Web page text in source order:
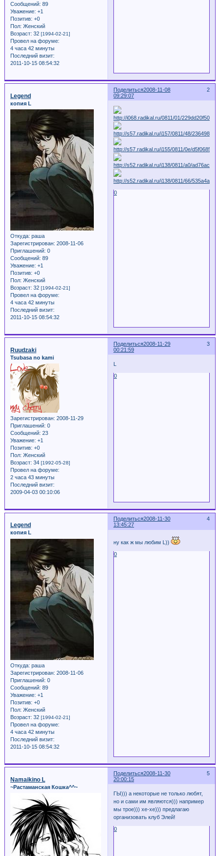
Сообщений: 89
Уважение: +1
Позитив: +0
Пол: Женский
Возраст: 32 [1994-02-21]
Провел на форуме:
4 часа 42 минуты
Последний визит:
2011-10-15 08:54:32
Поделиться 2
2008-11-08
09:29:07
Legend
копия L
Откуда: раша
Зарегистрирован: 2008-11-06
Приглашений: 0
Сообщений: 89
Уважение: +1
Позитив: +0
Пол: Женский
Возраст: 32 [1994-02-21]
Провел на форуме:
4 часа 42 минуты
Последний визит:
2011-10-15 08:54:32
0
Поделиться 3
2008-11-29
00:21:59
Ruudzaki
Tsubasa no kami
Зарегистрирован: 2008-11-29
Приглашений: 0
Сообщений: 23
Уважение: +1
Позитив: +0
Пол: Женский
Возраст: 34 [1992-05-28]
Провел на форуме:
2 часа 43 минуты
Последний визит:
2009-04-03 00:10:06
L
0
Поделиться 4
2008-11-30
13:45:27
Legend
копия L
Откуда: раша
Зарегистрирован: 2008-11-06
Приглашений: 0
Сообщений: 89
Уважение: +1
Позитив: +0
Пол: Женский
Возраст: 32 [1994-02-21]
Провел на форуме:
4 часа 42 минуты
Последний визит:
2011-10-15 08:54:32
ну как ж мы любим L))
0
Поделиться 5
2008-11-30
20:00:15
Namaikino L
~Растаманская Кошка^^~
ГЫ))) а некоторые не только любят,
но и сами им являются))) например
мы трое))) хе-хе))) предлагаю
организовать клуб Элей!
0